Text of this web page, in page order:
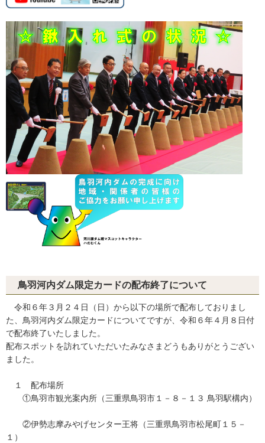
鳥羽河内ダム限定カードの配布終了について
令和６年３月２４日（日）から以下の場所で配布しておりまし
た、鳥羽河内ダム限定カードについてですが、令和６年４月８日付
で配布終了いたしました。
配布スポットを訪れていただいたみなさまどうもありがとうござい
ました。
１ 配布場所
①鳥羽市観光案内所（三重県鳥羽市１－８－１３ 鳥羽駅構内）
②伊勢志摩みやげセンター王将（三重県鳥羽市松尾町１５－
１）